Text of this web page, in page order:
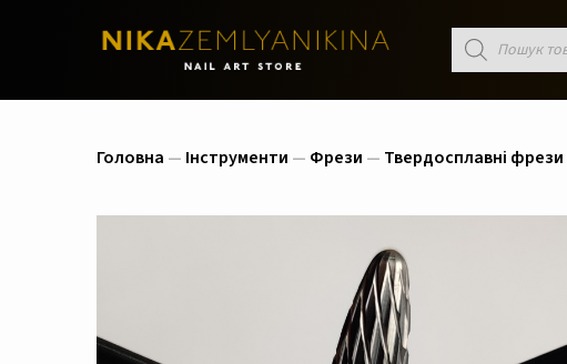
Пошук
товарів
Головна — Інструменти — Фрези — Твердосплавні фрези